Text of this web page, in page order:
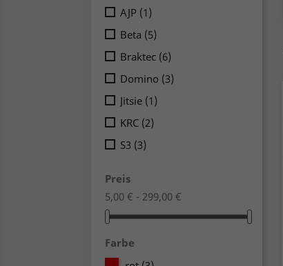
AJP (1)
Beta (5)
Braktec (6)
Domino (3)
Jitsie (1)
KRC (2)
S3 (3)
Preis
5,00 € - 299,00 €
Farbe